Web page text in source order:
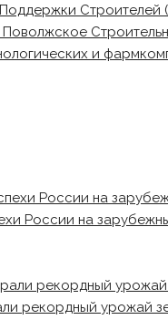
Строителей
и
России на
рекордный урожай